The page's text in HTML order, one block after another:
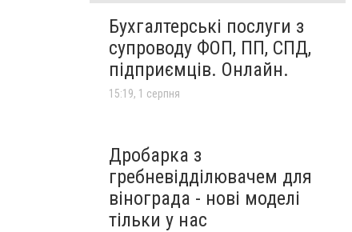
Бухгалтерські послуги з
супроводу ФОП, ПП, СПД,
підприємців. Онлайн.
15:19, 1 серпня
Дробарка з
гребневідділювачем для
вінограда - нові моделі
тільки у нас